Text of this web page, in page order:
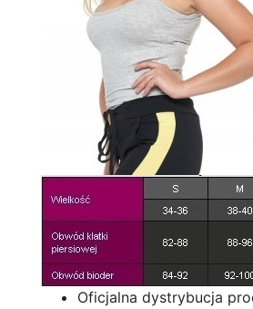
Oficjalna dystrybucja